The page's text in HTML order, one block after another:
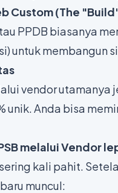
Custom (The
PPDB biasanya
untuk membangun
vendor utamanya
unik. Anda bisa
melalui Vendor
kali pahit.
muncul: